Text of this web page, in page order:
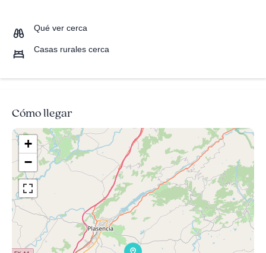
Qué ver cerca
Casas rurales cerca
Cómo llegar
+
−